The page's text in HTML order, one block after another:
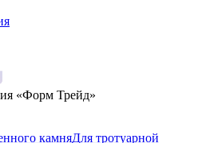
«Форм Трейд»
камняДля тротуарной